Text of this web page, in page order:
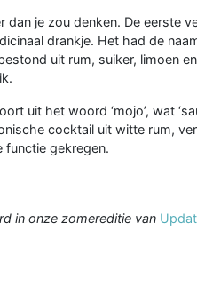
dan je zou denken. De eerste
drankje. Het had de
uit rum, suiker, limoen
uit het woord ‘mojo’, wat
cocktail uit witte rum,
functie gekregen.
in onze zomereditie van